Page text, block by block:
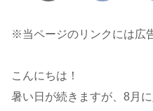
※当ページのリンクには広
こんにちは！
暑い日が続きますが、8月